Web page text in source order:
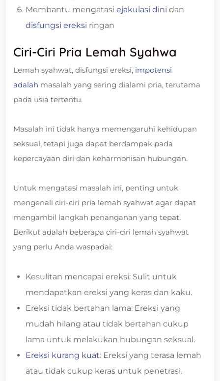
Membantu mengatasi ejakulasi dini dan
disfungsi ereksi ringan
Ciri-Ciri Pria Lemah Syahwa
Lemah syahwat, disfungsi ereksi, impotensi
adalah masalah yang sering dialami pria, terutama
pada usia tertentu.
Masalah ini tidak hanya memengaruhi kehidupan
seksual, tetapi juga dapat berdampak pada
kepercayaan diri dan keharmonisan hubungan.
Untuk mengatasi masalah ini, penting untuk
mengenali ciri-ciri pria lemah syahwat agar dapat
mengambil langkah penanganan yang tepat.
Berikut adalah beberapa ciri-ciri lemah syahwat
yang perlu Anda waspadai:
Kesulitan mencapai ereksi: Sulit untuk
mendapatkan ereksi yang keras dan kaku.
Ereksi tidak bertahan lama: Ereksi yang
mudah hilang atau tidak bertahan cukup
lama untuk melakukan hubungan seksual.
Ereksi kurang kuat: Ereksi yang terasa lemah
atau tidak cukup keras untuk penetrasi.